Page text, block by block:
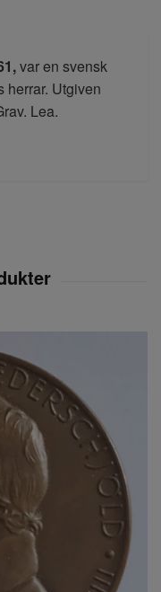
var en svensk
herrar. Utgiven
Lea.